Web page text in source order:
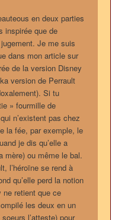
en deux parties
inspirée que de
Je me suis
dans mon article sur
de la version Disney
version de Perrault
Si tu
» fourmille de
n’existent pas chez
la fée, par exemple, le
je dis qu’elle a
mère) ou même le bal.
l’héroïne se rend à
qu’elle perd la notion
retient que ce
les deux en un
l’atteste) pour